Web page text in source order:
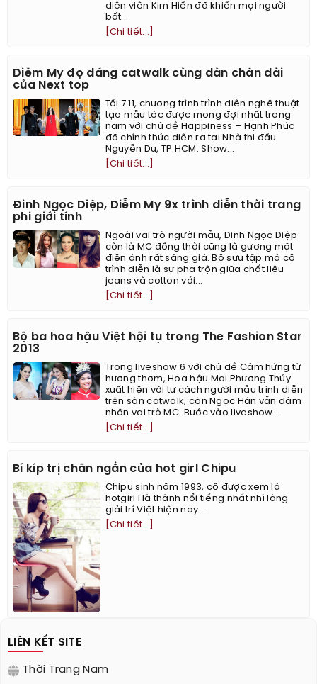
diễn viên Kim Hiền đã khiến mọi người
bất...
[Chi tiết...]
Diễm My đọ dáng catwalk cùng dàn chân dài
của Next top
Tối 7.11, chương trình trình diễn nghệ thuật
tạo mẫu tóc được mong đợi nhất trong
năm với chủ đề Happiness – Hạnh Phúc
đã chính thức diễn ra tại Nhà thi đấu
Nguyễn Du, TP.HCM. Show...
[Chi tiết...]
Đinh Ngọc Diệp, Diễm My 9x trình diễn thời trang
phi giới tính
Ngoài vai trò người mẫu, Đinh Ngọc Diệp
còn là MC đồng thời cũng là gương mặt
điện ảnh rất sáng giá. Bộ sưu tập mà cô
trình diễn là sự pha trộn giữa chất liệu
jeans và cotton với...
[Chi tiết...]
Bộ ba hoa hậu Việt hội tụ trong The Fashion Star
2013
Trong liveshow 6 với chủ đề Cảm hứng từ
hương thơm, Hoa hậu Mai Phương Thúy
xuất hiện với tư cách người mẫu trình diễn
trên sàn catwalk, còn Ngọc Hân vẫn đảm
nhận vai trò MC. Bước vào liveshow...
[Chi tiết...]
Bí kíp trị chân ngắn của hot girl Chipu
Chipu sinh năm 1993, cô được xem là
hotgirl Hà thành nổi tiếng nhất nhì làng
giải trí Việt hiện nay....
[Chi tiết...]
LIÊN KẾT SITE
Thời Trang Nam